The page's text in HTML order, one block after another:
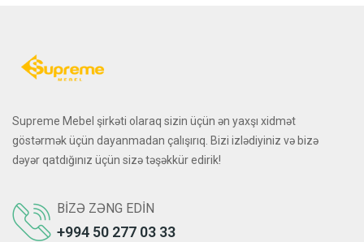
Supreme Mebel şirkəti olaraq sizin üçün ən yaxşı xidmət
göstərmək üçün dayanmadan çalışırıq. Bizi izlədiyiniz və bizə
dəyər qatdığınız üçün sizə təşəkkür edirik!
BIZƏ ZƏNG EDIN
+994 50 277 03 33